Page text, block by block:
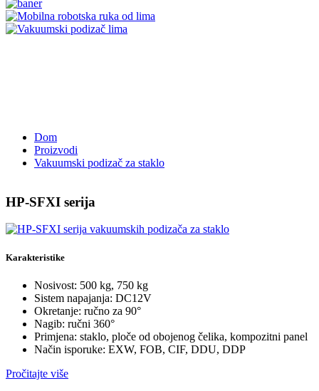
Dom
Proizvodi
Vakuumski podizač za staklo
HP-SFXI serija
Karakteristike
Nosivost: 500 kg, 750 kg
Sistem napajanja: DC12V
Okretanje: ručno za 90°
Nagib: ručni 360°
Primjena: staklo, ploče od obojenog čelika, kompozitni panel
Način isporuke: EXW, FOB, CIF, DDU, DDP
Pročitajte više